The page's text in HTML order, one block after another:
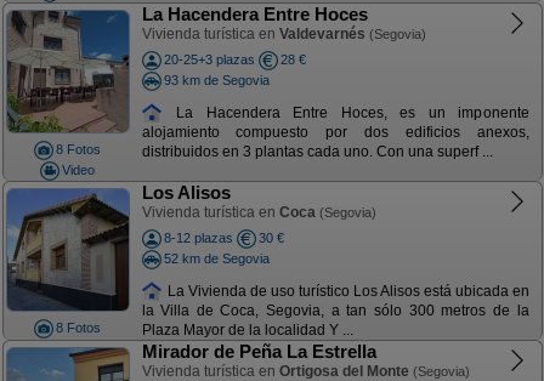
8 Fotos
Video
La Hacendera Entre Hoces
Vivienda turística en Valdevarnés (Segovia)
20-25+3 plazas
28 €
93 km de Segovia
La Hacendera Entre Hoces, es un imponente
alojamiento compuesto por dos edificios anexos,
distribuidos en 3 plantas cada uno. Con una superf ...
8 Fotos
Los Alisos
Vivienda turística en Coca (Segovia)
8-12 plazas
30 €
52 km de Segovia
La Vivienda de uso turístico Los Alisos está ubicada en
la Villa de Coca, Segovia, a tan sólo 300 metros de la
Plaza Mayor de la localidad Y ...
Mirador de Peña La Estrella
Vivienda turística en Ortigosa del Monte (Segovia)